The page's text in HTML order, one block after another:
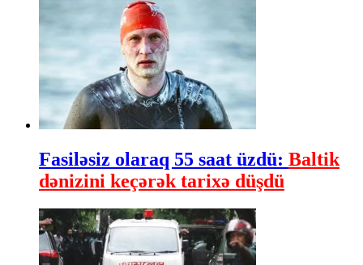
Fasiləsiz olaraq 55 saat üzdü: Baltik
dənizini keçərək tarixə düşdü